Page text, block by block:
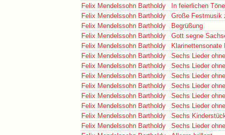
Felix Mendelssohn Bartholdy
In feierlichen
Felix Mendelssohn Bartholdy
Große Festmusik
Felix Mendelssohn Bartholdy
Begrüßung
Felix Mendelssohn Bartholdy
Gott segne
Felix Mendelssohn Bartholdy
Klarinettensonate
Felix Mendelssohn Bartholdy
Sechs Lieder
Felix Mendelssohn Bartholdy
Sechs Lieder
Felix Mendelssohn Bartholdy
Sechs Lieder
Felix Mendelssohn Bartholdy
Sechs Lieder
Felix Mendelssohn Bartholdy
Sechs Lieder
Felix Mendelssohn Bartholdy
Sechs Lieder
Felix Mendelssohn Bartholdy
Sechs
Felix Mendelssohn Bartholdy
Sechs Lieder